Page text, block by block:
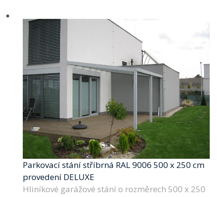
Parkovací stání stříbrná RAL 9006 500 x 250 cm
provedení DELUXE
Hliníkové garážové stání o rozměrech 500 x 250